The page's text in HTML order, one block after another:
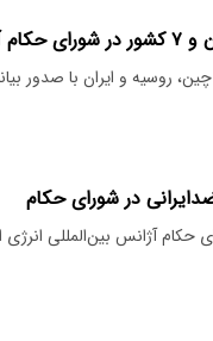
انرژی اتمی
روسیه و ایران با صدور
در شورای حکام
حکام آژانس بین‌المللی